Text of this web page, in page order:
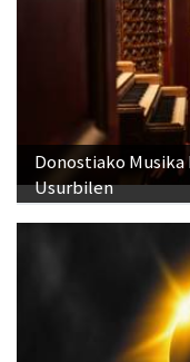
Donostiako
Usurbilen